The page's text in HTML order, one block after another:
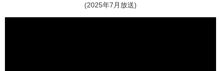
(2025年7月放送)